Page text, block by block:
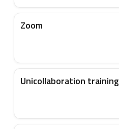
Zoom
Unicollaboration training